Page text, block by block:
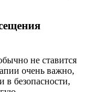
не ставится
очень важно,
в безопасности,